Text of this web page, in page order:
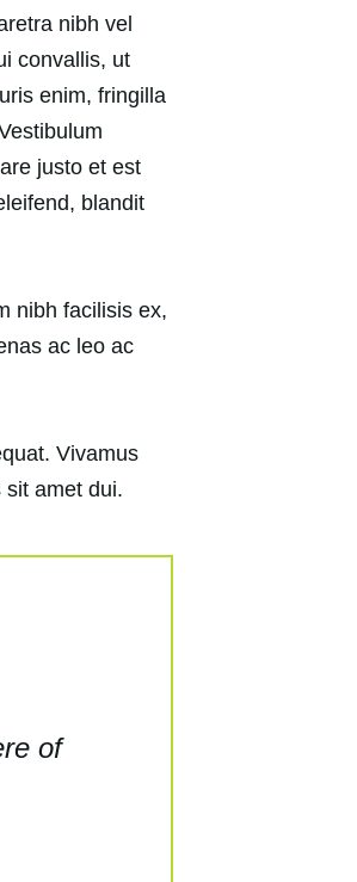
nibh vel
convallis, ut
enim, fringilla
justo et est
blandit
nibh facilisis ex,
ac leo ac
Vivamus
amet dui.
of